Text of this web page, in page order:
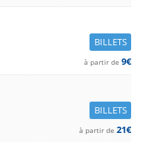
BILLETS
à partir de 9€
BILLETS
à partir de 21€